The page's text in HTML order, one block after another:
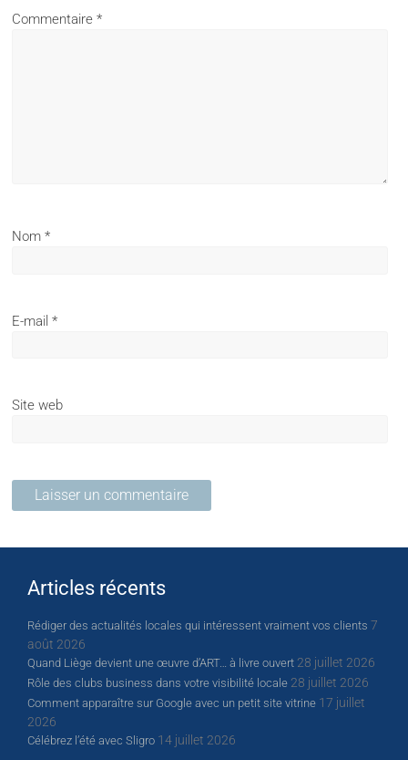
Commentaire*
Nom*
E-mail*
Site web
Articles récents
Rédiger des actualités locales qui intéressent vraiment vos clients 7
août 2026
Quand Liège devient une œuvre d’ART… à livre ouvert 28 juillet 2026
Rôle des clubs business dans votre visibilité locale 28 juillet 2026
Comment apparaître sur Google avec un petit site vitrine 17 juillet
2026
Célébrez l’été avec Sligro 14 juillet 2026